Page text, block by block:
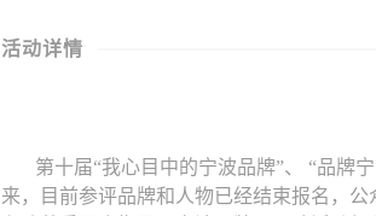
活动详情
第十届“我心目中的宁波品牌”、 “品牌宁
来，目前参评品牌和人物已经结束报名，